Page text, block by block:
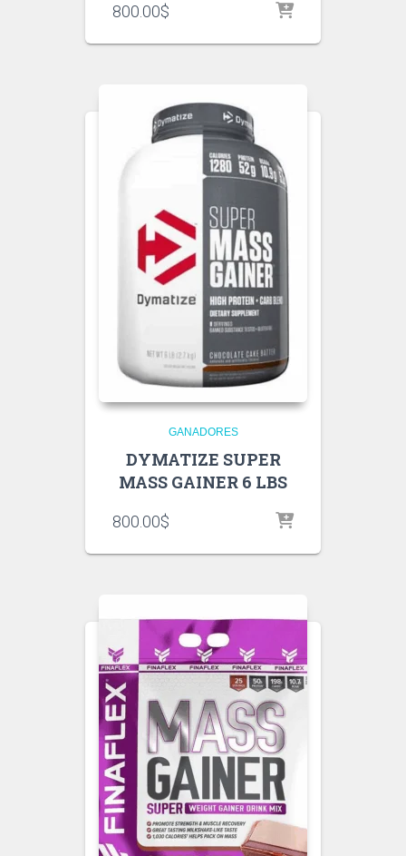
800.00$
GANADORES
DYMATIZE SUPER
MASS GAINER 6 LBS
800.00$